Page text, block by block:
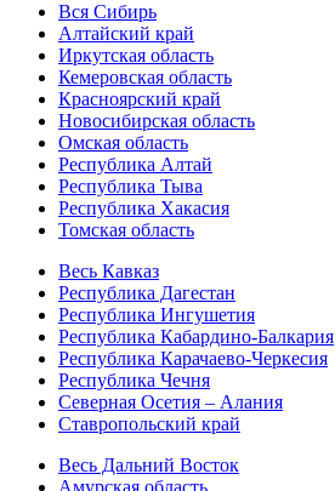
Вся Сибирь
Алтайский край
Иркутская область
Кемеровская область
Красноярский край
Новосибирская область
Омская область
Республика Алтай
Республика Тыва
Республика Хакасия
Томская область
Весь Кавказ
Республика Дагестан
Республика Ингушетия
Республика Кабардино-Балкария
Республика Карачаево-Черкесия
Республика Чечня
Северная Осетия – Алания
Ставропольский край
Весь Дальний Восток
Амурская область